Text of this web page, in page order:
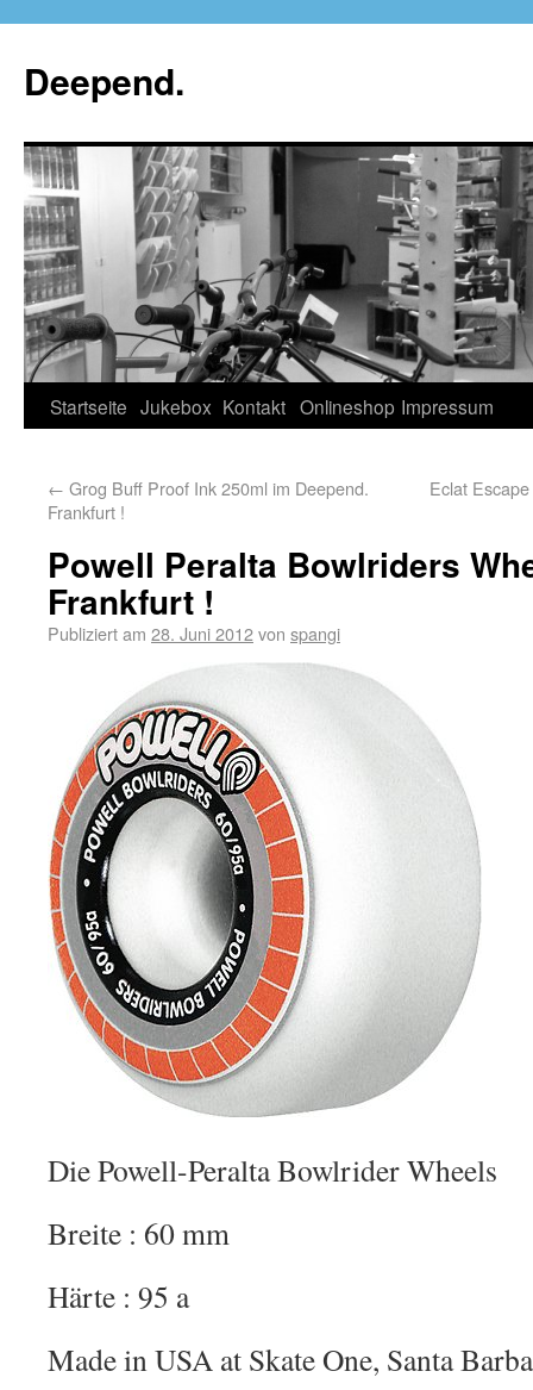
Deepend.
Startseite Jukebox Kontakt Onlineshop Impressum
← Grog Buff Proof Ink 250ml im Deepend.
Frankfurt !
Eclat
Powell Peralta Bowlriders
Frankfurt !
Publiziert am 28. Juni 2012von spangi
Die Powell-Peralta Bowlrider Wheels
Breite : 60 mm
Härte : 95 a
Made in USA at Skate One, Santa